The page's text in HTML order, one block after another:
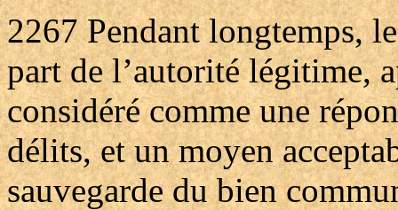
2267 Pendant longtemps,
part de l’autorité légitime,
considéré comme une
délits, et un moyen
sauvegarde du bien